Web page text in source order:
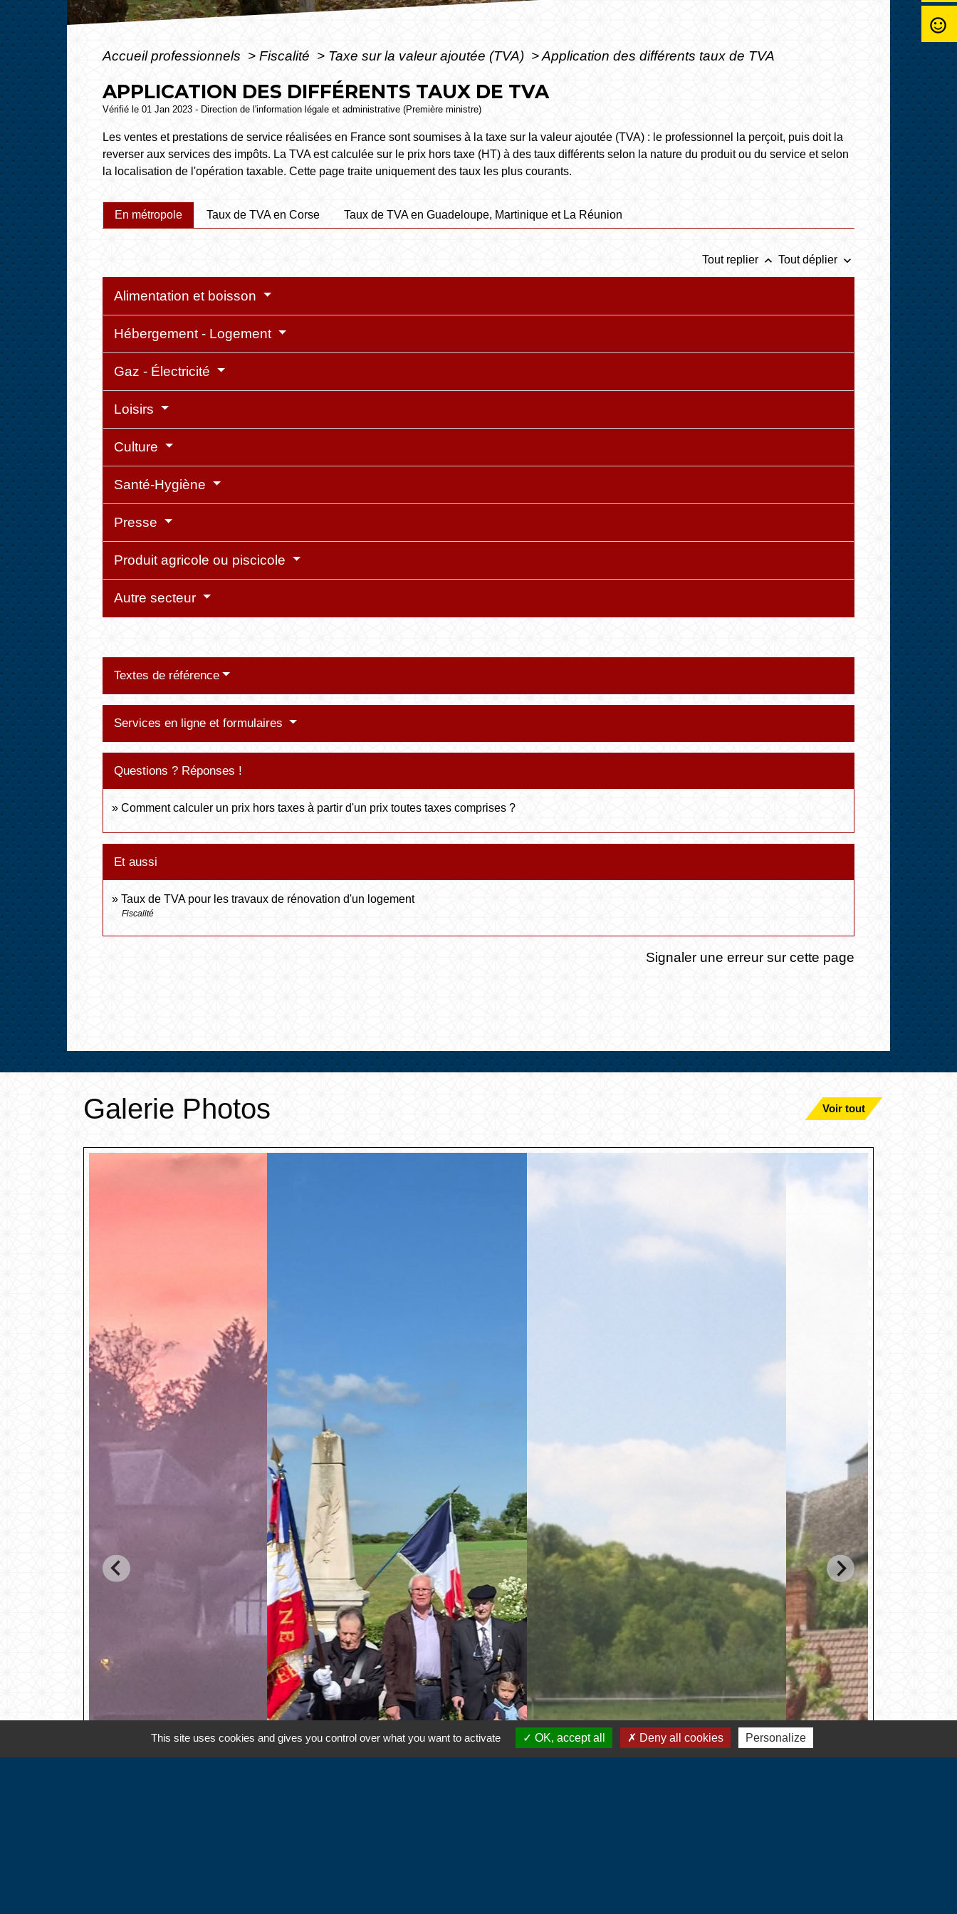
Accueil professionnels > Fiscalité > Taxe sur la valeur ajoutée (TVA) >Application des différents taux de TVA
APPLICATION DES DIFFÉRENTS TAUX DE TVA
Vérifié le 01 Jan 2023 - Direction de l'information légale et administrative (Première ministre)
Les ventes et prestations de service réalisées en France sont soumises à la taxe sur la valeur ajoutée (TVA) : le professionnel la perçoit, puis doit la
reverser aux services des impôts. La TVA est calculée sur le prix hors taxe (HT) à des taux différents selon la nature du produit ou du service et selon
la localisation de l'opération taxable. Cette page traite uniquement des taux les plus courants.
En métropole Taux de TVA en Corse Taux de TVA en Guadeloupe, Martinique et La Réunion
Tout replier keyboard_arrow_up Tout déplier keyboard_arrow_down
Alimentation et boisson
Hébergement - Logement
Gaz - Électricité
Loisirs
Culture
Santé-Hygiène
Presse
Produit agricole ou piscicole
Autre secteur
Textes de référence
Services en ligne et formulaires
Questions ? Réponses !
Comment calculer un prix hors taxes à partir d'un prix toutes taxes comprises ?
Et aussi
Taux de TVA pour les travaux de rénovation d'un logement
Fiscalité
Signaler une erreur sur cette page
Galerie Photos Voir tout
sentiment_satisfied_alt
This site uses cookies and gives you control over what you want to activate OK, accept all Deny all cookies Personalize